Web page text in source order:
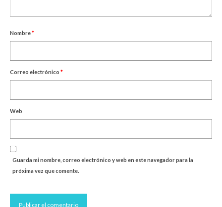
Nombre*
Correo electrónico *
Web
Guarda mi nombre, correo electrónico y web en este navegador para la
próxima vez que comente.